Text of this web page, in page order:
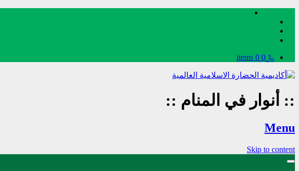
﷼0 0 items
:: أنوار في المنام ::
Menu
Skip to content